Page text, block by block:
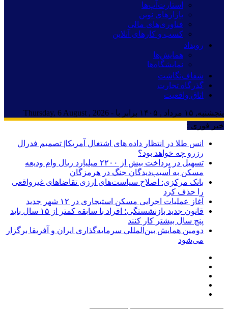
استارت‌آپ‌ها
بازارهای نوین
فناوری‌های مالی
کسب و کارهای آنلاین
رویداد
همایش‌ها
نمایشگاه‌ها
شفاف‌نگاشت
گذرگاه تجارت
اتاق واقعیت
پنجشنبه, ۱۵ مرداد , ۱۴۰۵ برابر با - Thursday, 6 August , 2026
خبر فوری :
انس طلا در انتظار داده های اشتغال آمریکا| تصمیم فدرال
رزرو چه خواهد بود؟
تسهیل در پرداخت بیش از ۲۲۰۰ میلیارد ریال وام ودیعه
مسکن به آسیب‌دیدگان جنگ در هرمزگان
بانک مرکزی: اصلاح سیاست‌های ارزی تقاضاهای غیرواقعی
را حذف کرد
آغاز عملیات اجرایی مسکن استیجاری در ۱۲ شهر جدید
قانون جدید بازنشستگی؛ افراد با سابقه کمتر از ۱۵ سال باید
پنج سال بیشتر کار کنند
دومین همایش بین‌المللی سرمایه‌گذاری ایران و آفریقا برگزار
می‌شود